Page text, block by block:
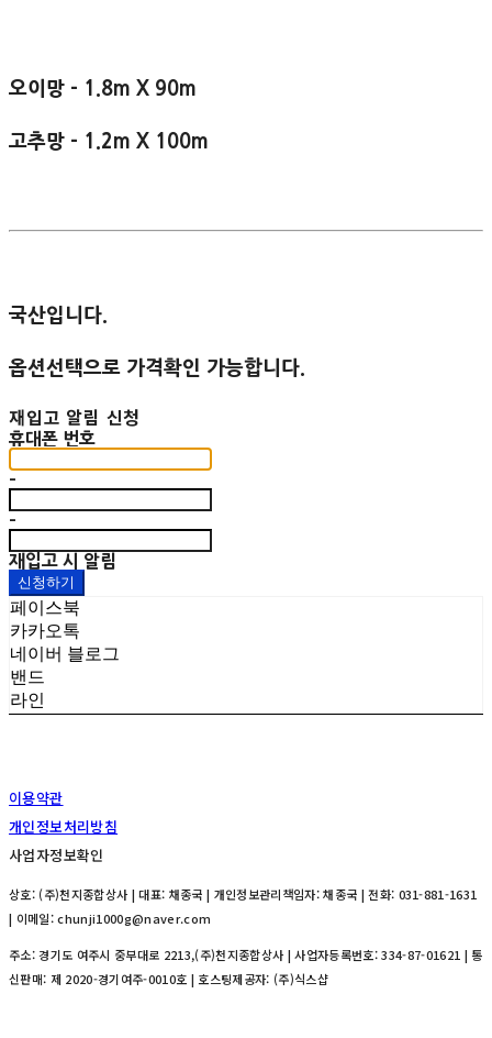
오이망 - 1.8m X 90m
고추망 - 1.2m X 100m
국산입니다.
옵션선택으로 가격확인 가능합니다.
재입고 알림 신청
휴대폰 번호
-
-
재입고 시 알림
신청하기
페이스북
카카오톡
네이버 블로그
밴드
라인
이용약관
개인정보처리방침
사업자정보확인
상호: (주)천지종합상사 | 대표: 채종국 | 개인정보관리책임자: 채종국 | 전화: 031-881-1631
| 이메일: chunji1000g@naver.com
주소: 경기도 여주시 중부대로 2213,(주)천지종합상사 | 사업자등록번호:334-87-01621 | 통
신판매: 제 2020-경기여주-0010호 | 호스팅제공자: (주)식스샵